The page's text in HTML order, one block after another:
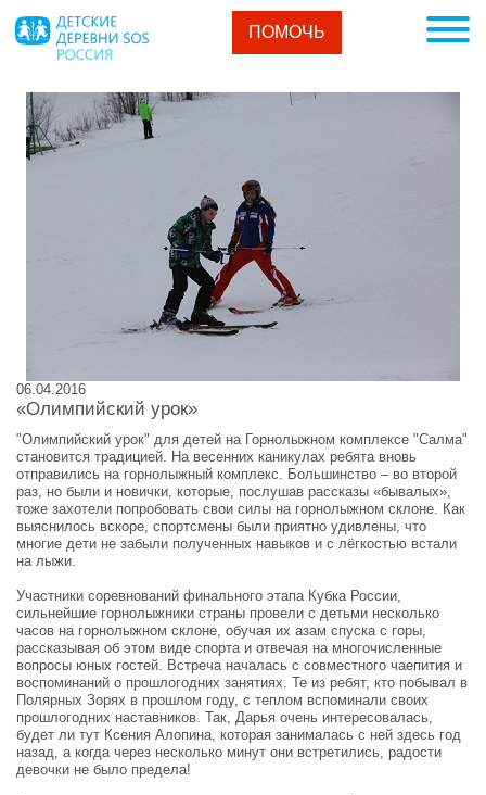
ПОМОЧЬ
06.04.2016
«Олимпийский урок»
"Олимпийский урок" для детей на Горнолыжном комплексе "Салма"
становится традицией. На весенних каникулах ребята вновь
отправились на горнолыжный комплекс. Большинство – во второй
раз, но были и новички, которые, послушав рассказы «бывалых»,
тоже захотели попробовать свои силы на горнолыжном склоне. Как
выяснилось вскоре, спортсмены были приятно удивлены, что
многие дети не забыли полученных навыков и с лёгкостью встали
на лыжи.
Участники соревнований финального этапа Кубка России,
сильнейшие горнолыжники страны провели с детьми несколько
часов на горнолыжном склоне, обучая их азам спуска с горы,
рассказывая об этом виде спорта и отвечая на многочисленные
вопросы юных гостей. Встреча началась с совместного чаепития и
воспоминаний о прошлогодних занятиях. Те из ребят, кто побывал в
Полярных Зорях в прошлом году, с теплом вспоминали своих
прошлогодних наставников. Так, Дарья очень интересовалась,
будет ли тут Ксения Алопина, которая занималась с ней здесь год
назад, а когда через несколько минут они встретились, радости
девочки не было предела!